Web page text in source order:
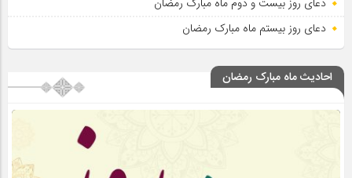
دعای روز بیستم ماه مبارک رمضان
احادیث ماه مبارک رمضان